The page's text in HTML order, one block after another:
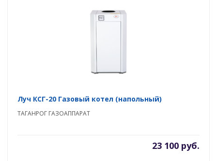
Луч КСГ-20 Газовый котел (напольный)
ТАГАНРОГ ГАЗОАППАРАТ
23 100 руб.